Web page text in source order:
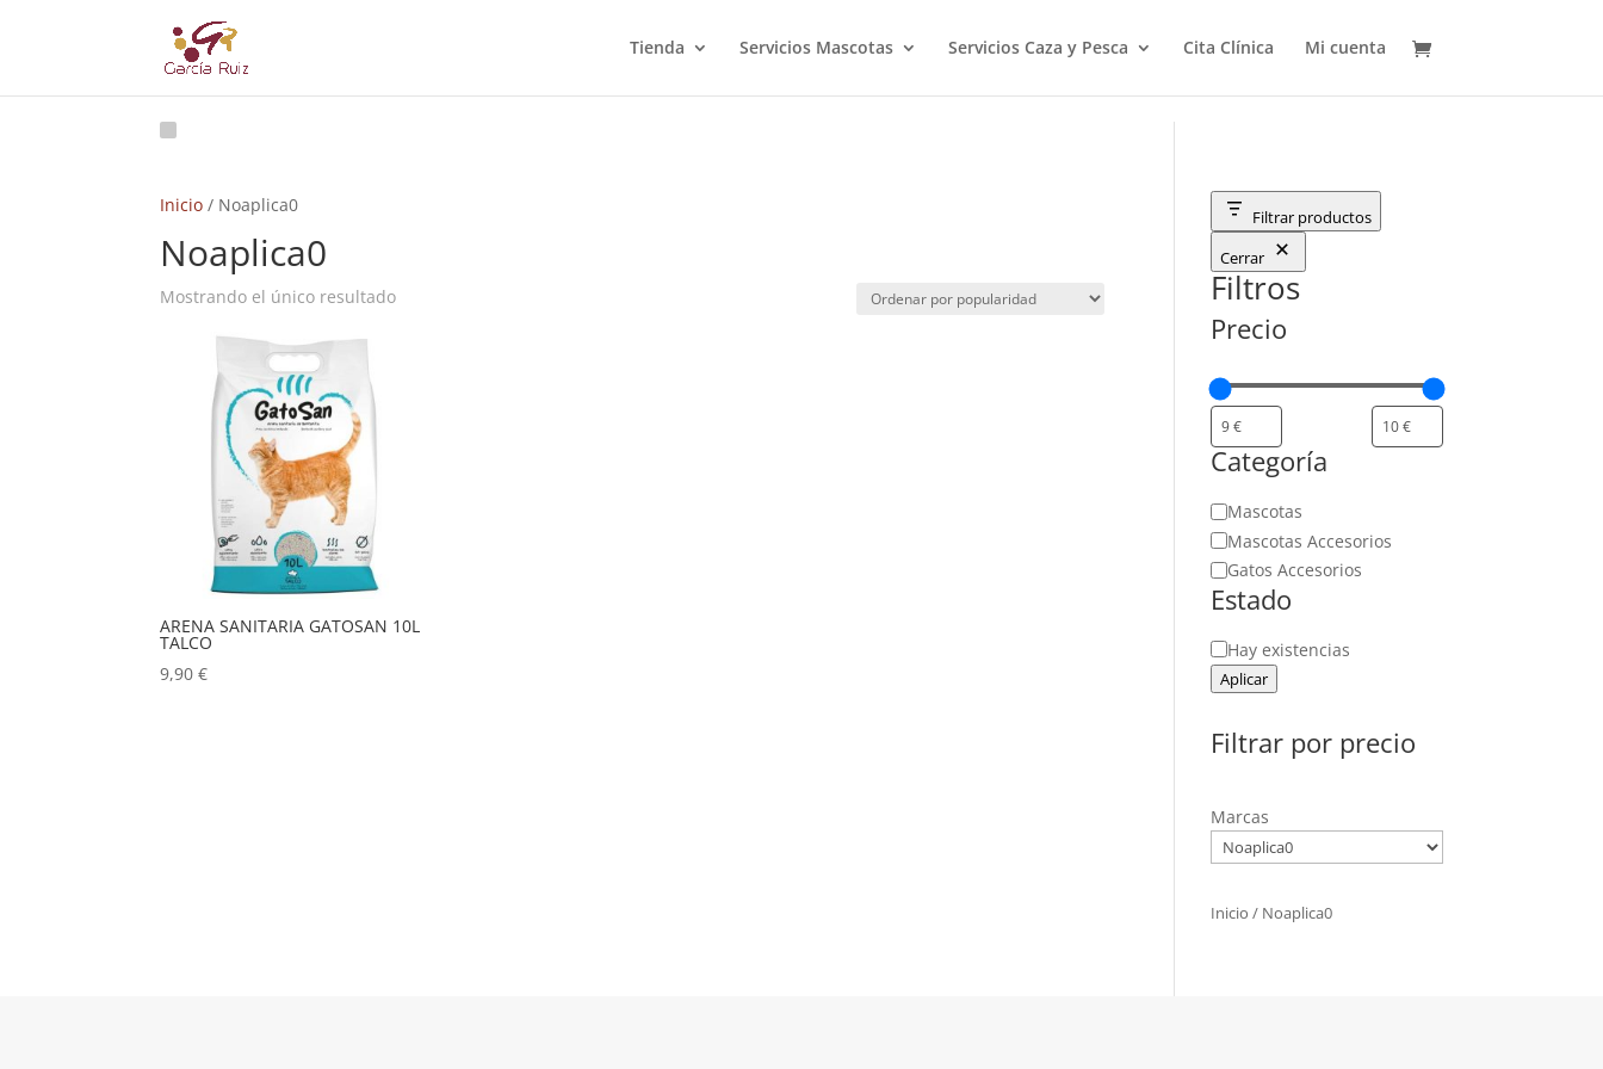
Tienda Servicios Mascotas Servicios Caza y Pesca Cita Clínica Mi cuenta
Inicio / Noaplica0
Noaplica0
Mostrando el único resultado
ARENA SANITARIA GATOSAN 10L
TALCO
9,90€
Filtrar productos
Cerrar
Filtros
Precio
Categoría
Categoría
Mascotas
Mascotas Accesorios
Gatos Accesorios
Estado
Estado
Hay existencias
Aplicar
Filtrar por precio
Marcas
Inicio / Noaplica0